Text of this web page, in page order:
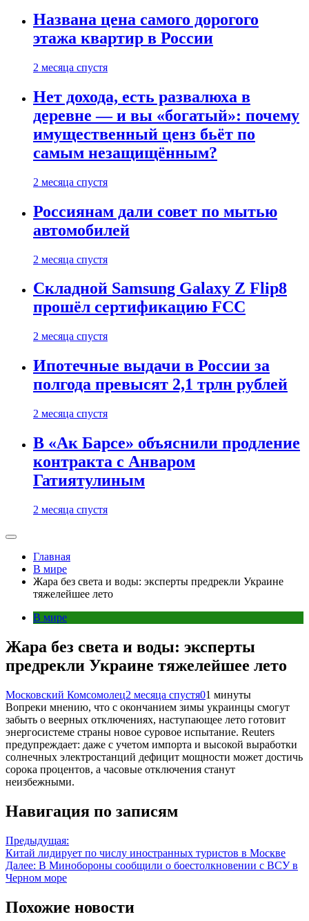
Названа цена самого дорогого
этажа квартир в России
2 месяца спустя
Нет дохода, есть развалюха в
деревне — и вы «богатый»: почему
имущественный ценз бьёт по
самым незащищённым?
2 месяца спустя
Россиянам дали совет по мытью
автомобилей
2 месяца спустя
Складной Samsung Galaxy Z Flip8
прошёл сертификацию FCC
2 месяца спустя
Ипотечные выдачи в России за
полгода превысят 2,1 трлн рублей
2 месяца спустя
В «Ак Барсе» объяснили продление
контракта с Анваром
Гатиятулиным
2 месяца спустя
Главная
В мире
Жара без света и воды: эксперты предрекли Украине
тяжелейшее лето
В мире
Жара без света и воды: эксперты
предрекли Украине тяжелейшее лето
Московский Комсомолец2 месяца спустя01 минуты
Вопреки мнению, что с окончанием зимы украинцы смогут
забыть о веерных отключениях, наступающее лето готовит
энергосистеме страны новое суровое испытание. Reuters
предупреждает: даже с учетом импорта и высокой выработки
солнечных электростанций дефицит мощности может достичь
сорока процентов, а часовые отключения станут
неизбежными.
Навигация по записям
Предыдущая:
Китай лидирует по числу иностранных туристов в Москве
Далее: В Минобороны сообщили о боестолкновении с ВСУ в
Черном море
Похожие новости